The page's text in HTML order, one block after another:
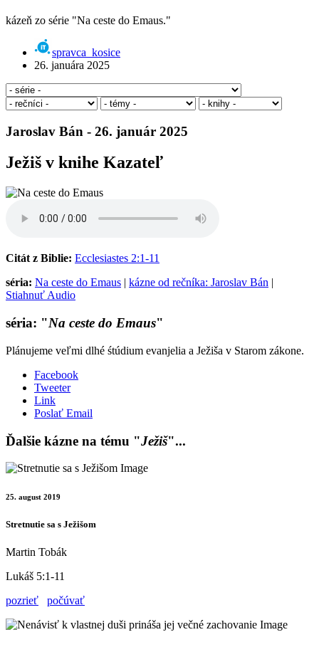
kázeň zo série "Na ceste do Emaus."
spravca_kosice
26. januára 2025
Jaroslav Bán - 26. január 2025
Ježiš v knihe Kazateľ
Citát z Biblie: Ecclesiastes 2:1-11
séria: Na ceste do Emaus | kázne od rečníka: Jaroslav Bán |
Stiahnuť Audio
séria: "Na ceste do Emaus"
Plánujeme veľmi dlhé śtúdium evanjelia a Ježiša v Starom zákone.
Facebook
Tweeter
Link
Poslať Email
Ďalšie kázne na tému "Ježiš"...
25. august 2019
Stretnutie sa s Ježišom
Martin Tobák
Lukáš 5:1-11
pozrieť
počúvať